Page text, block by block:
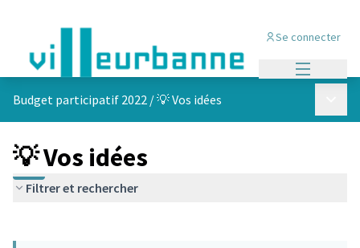
Se connecter
Budget participatif 2022 /💡 Vos idées
💡 Vos idées
Filtrer et rechercher